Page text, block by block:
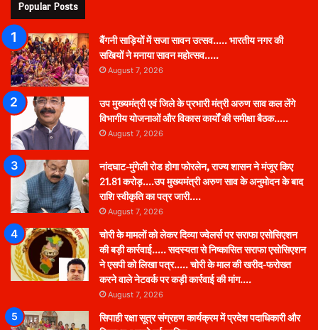
Popular Posts
बैंगनी साड़ियों में सजा सावन उत्सव….. भारतीय नगर की
सखियों ने मनाया सावन महोत्सव…..
August 7, 2026
उप मुख्यमंत्री एवं जिले के प्रभारी मंत्री अरुण साव कल लेंगे
विभागीय योजनाओं और विकास कार्यों की समीक्षा बैठक…..
August 7, 2026
नांदघाट-मुंगेली रोड होगा फोरलेन, राज्य शासन ने मंजूर किए
21.81 करोड़….उप मुख्यमंत्री अरुण साव के अनुमोदन के बाद
राशि स्वीकृति का पत्र जारी….
August 7, 2026
चोरी के मामलों को लेकर दिव्या ज्वेलर्स पर सराफा एसोसिएशन
की बड़ी कार्रवाई….. सदस्यता से निष्कासित सराफा एसोसिएशन
ने एसपी को लिखा पत्र….. चोरी के माल की खरीद-फरोख्त
करने वाले नेटवर्क पर कड़ी कार्रवाई की मांग….
August 7, 2026
सिपाही रक्षा सूत्र संग्रहण कार्यक्रम में प्रदेश पदाधिकारी और